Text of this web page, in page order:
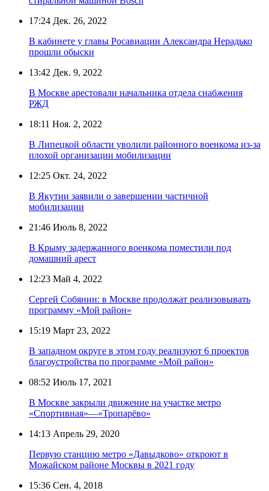
17:24 Дек. 26, 2022
В кабинете у главы Росавиации Александра Нерадько
прошли обыски
13:42 Дек. 9, 2022
В Москве арестовали начальника отдела снабжения
РЖД
18:11 Ноя. 2, 2022
В Липецкой области уволили районного военкома из-за
плохой организации мобилизации
12:25 Окт. 24, 2022
В Якутии заявили о завершении частичной
мобилизации
21:46 Июль 8, 2022
В Крыму задержанного военкома поместили под
домашний арест
12:23 Май 4, 2022
Сергей Собянин: в Москве продолжат реализовывать
программу «Мой район»
15:19 Март 23, 2022
В западном округе в этом году реализуют 6 проектов
благоустройства по программе «Мой район»
08:52 Июль 17, 2021
В Москве закрыли движение на участке метро
«Спортивная»—«Тропарёво»
14:13 Апрель 29, 2020
Первую станцию метро «Давыдково» откроют в
Можайском районе Москвы в 2021 году
15:36 Сен. 4, 2018